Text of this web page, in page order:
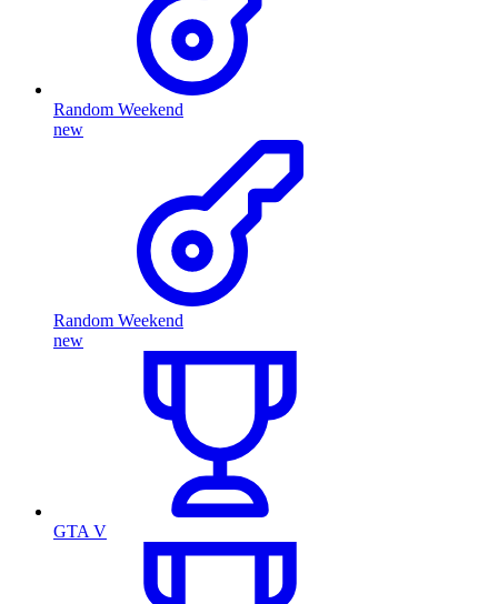
Random Weekend
new
Random Weekend
new
GTA V